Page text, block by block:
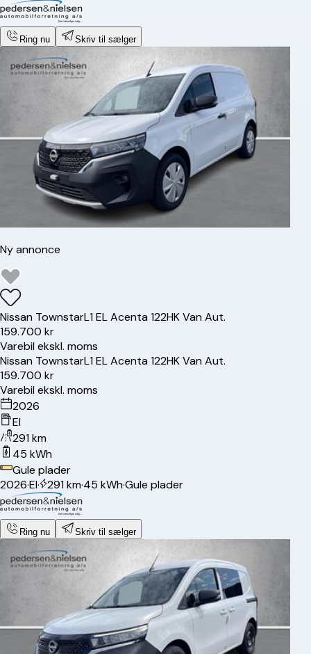
Ring nu Skriv til sælger
Ny annonce
Nissan TownstarL1 EL Acenta 122HK Van Aut.
159.700 kr
Varebil ekskl. moms
Nissan TownstarL1 EL Acenta 122HK Van Aut.
159.700 kr
Varebil ekskl. moms
2026
El
291 km
45 kWh
Gule plader
2026·El· 291 km·45 kWh·Gule plader
Ring nu Skriv til sælger